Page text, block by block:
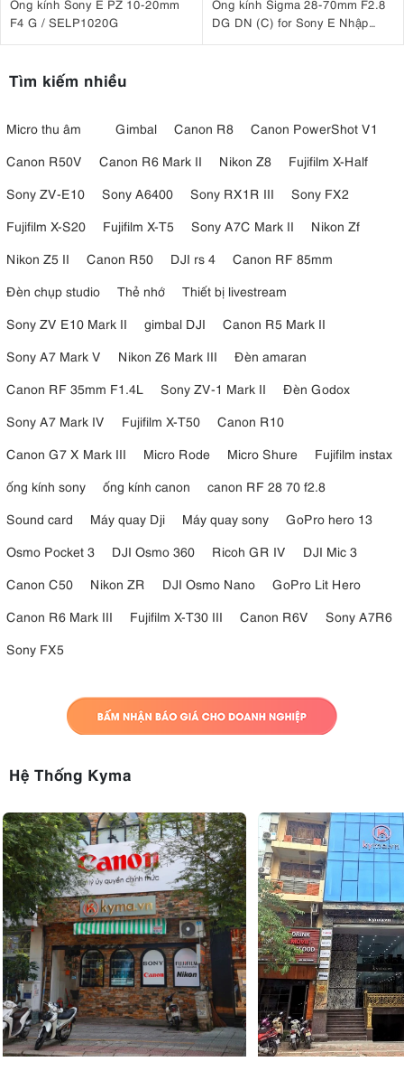
Ống kính Sony E PZ 10-20mm
F4 G / SELP1020G
Ống kính Sigma 28-70mm F2.8
DG DN (C) for Sony E Nhập
Tìm kiếm nhiều
Micro thu âm Gimbal Canon R8
Canon PowerShot V1
Canon R50V
Canon R6 Mark II Nikon Z8
Fujifilm X-Half
Sony ZV-E10
Sony A6400 Sony RX1R III
Sony FX2
Fujifilm X-S20
Fujifilm X-T5 Sony A7C Mark II
Nikon Zf
Nikon Z5 II
Canon R50 DJI rs 4
Canon RF 85mm
Đèn chụp studio
Thẻ nhớ
Thiết bị livestream
Sony ZV E10 Mark II
gimbal DJI
Canon R5 Mark II
Sony A7 Mark V
Nikon Z6 Mark III
Đèn amaran
Canon RF 35mm F1.4L
Sony ZV-1 Mark II
Đèn Godox
Sony A7 Mark IV
Fujifilm X-T50
Canon R10
Canon G7 X Mark III
Micro Rode Micro Shure
Fujifilm instax
ống kính sony
ống kính canon
canon RF 28 70 f2.8
Sound card
Máy quay Dji Máy quay sony
GoPro hero 13
Osmo Pocket 3
DJI Osmo 360 Ricoh GR IV
DJI Mic 3
Canon C50
Nikon ZR DJI Osmo Nano
GoPro Lit Hero
Canon R6 Mark III
Fujifilm X-T30 III Canon R6V
Sony A7R6
Sony FX5
Hệ Thống Kyma